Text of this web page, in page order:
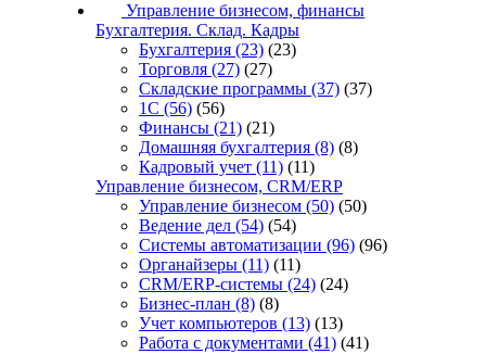
Управление бизнесом, финансы
Бухгалтерия. Склад. Кадры
Бухгалтерия (23) (23)
Торговля (27) (27)
Складские программы (37) (37)
1С (56) (56)
Финансы (21) (21)
Домашняя бухгалтерия (8) (8)
Кадровый учет (11) (11)
Управление бизнесом, CRM/ERP
Управление бизнесом (50) (50)
Ведение дел (54) (54)
Системы автоматизации (96) (96)
Органайзеры (11) (11)
CRM/ERP-системы (24) (24)
Бизнес-план (8) (8)
Учет компьютеров (13) (13)
Работа с документами (41) (41)